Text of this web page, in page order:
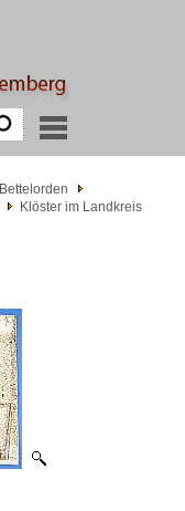
Bettelorden
Klöster im Landkreis